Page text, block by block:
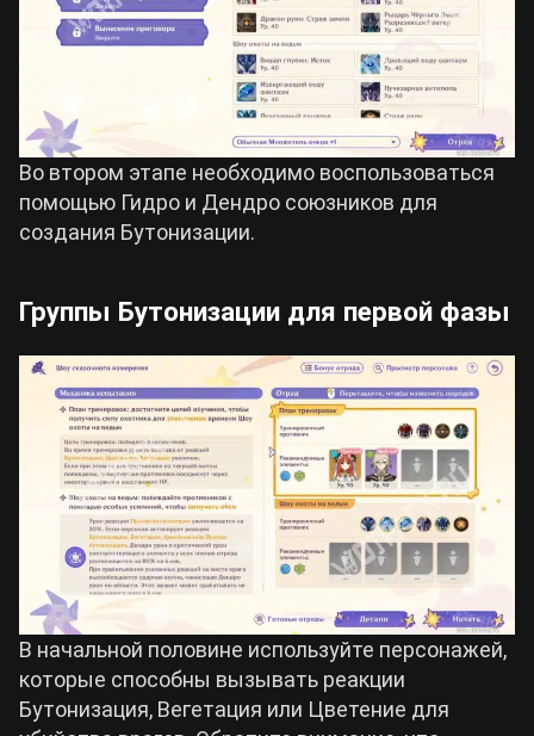
Во втором этапе необходимо воспользоваться
помощью Гидро и Дендро союзников для
создания Бутонизации.
Группы Бутонизации для первой фазы
В начальной половине используйте персонажей,
которые способны вызывать реакции
Бутонизация, Вегетация или Цветение для